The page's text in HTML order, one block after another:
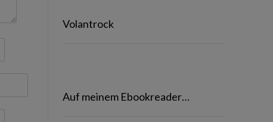
Volantrock
Auf meinem Ebookreader…